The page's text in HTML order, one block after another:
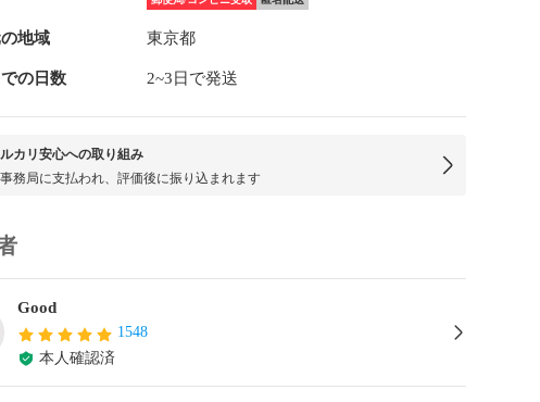
地域 東京都
の日数 2~3日で発送
カリ安心への取り組み
務局に支払われ、評価後に振り込まれます
Good
1548
本人確認済